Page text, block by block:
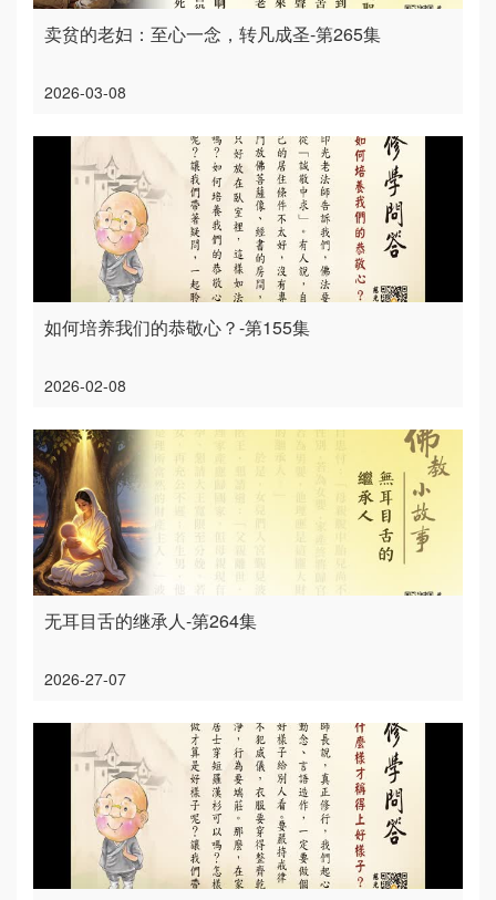
卖贫的老妇：至心一念，转凡成圣-第265集
2026-03-08
如何培养我们的恭敬心？-第155集
2026-02-08
无耳目舌的继承人-第264集
2026-27-07